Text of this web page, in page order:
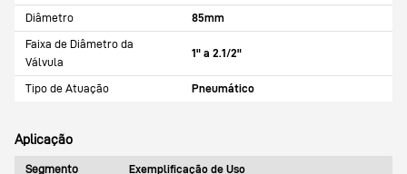
Diâmetro
85mm
Faixa de Diâmetro da
Válvula
1" a 2.1/2"
Tipo de Atuação Pneumático
Aplicação
Segmento Exemplificação de Uso